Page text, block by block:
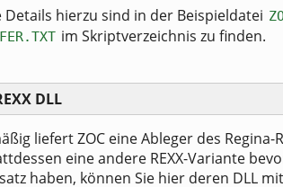
Details hierzu sind in der Beispieldatei
im Skriptverzeichnis zu finden.
DLL
liefert ZOC eine Ableger des Regina-
eine andere REXX-Variante
haben, können Sie hier deren DLL